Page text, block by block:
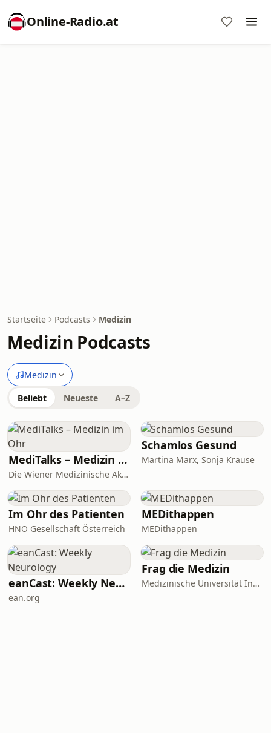
Online‑Radio.at
Startseite Podcasts Medizin
Medizin Podcasts
Medizin
Beliebt Neueste A–Z
MediTalks – Medizin im Ohr
Die Wiener Medizinische Akademie (WMA)
Schamlos Gesund
Martina Marx, Sonja Krause
Im Ohr des Patienten
HNO Gesellschaft Österreich
MEDithappen
MEDithappen
eanCast: Weekly Neurology
ean.org
Frag die Medizin
Medizinische Universität Innsbruck